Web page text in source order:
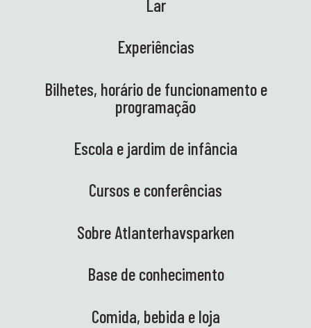
Lar
Experiências
Bilhetes, horário de funcionamento e
programação
Escola e jardim de infância
Cursos e conferências
Sobre Atlanterhavsparken
Base de conhecimento
Comida, bebida e loja